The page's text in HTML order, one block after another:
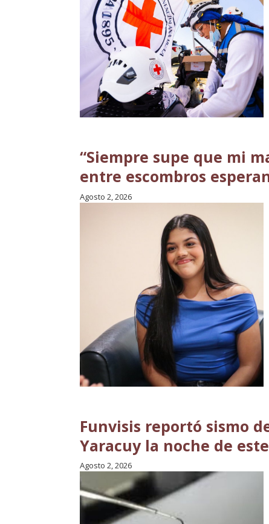
“Siempre supe que mi
entre escombros
Agosto 2, 2026
Funvisis reportó sismo
Yaracuy la noche de
Agosto 2, 2026